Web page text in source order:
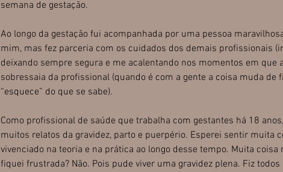
semana de gestação.
Ao longo da gestação fui acompanhada por uma pessoa
mim, mas fez parceria com os cuidados dos demais profissionais
deixando sempre segura e me acalentando nos momentos em que
sobressaia da profissional (quando é com a gente a coisa muda de
“esquece” do que se sabe).
Como profissional de saúde que trabalha com gestantes há 18
muitos relatos da gravidez, parto e puerpério. Esperei sentir muita
vivenciado na teoria e na prática ao longo desse tempo. Muita coisa
fiquei frustrada? Não. Pois pude viver uma gravidez plena. Fiz